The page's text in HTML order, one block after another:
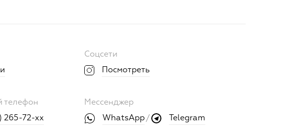
Соцсети
Посмотреть
телефон
265-72-xx
Мессенджер
WhatsApp/ Telegram